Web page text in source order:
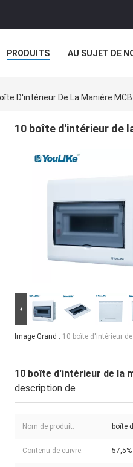
PRODUITS AU SUJET DE
D'intérieur De La Manière MCB
10 boîte d'intérieur de
Image Grand : 10 boîte d'intérieur
10 boîte d'intérieur de la
description de
Nom de produit: boîte
Contenu de cuivre: 57,5%